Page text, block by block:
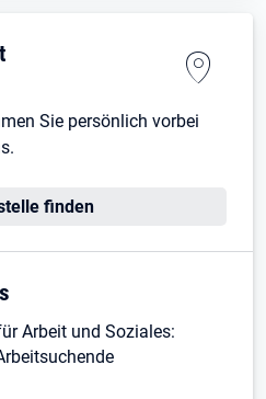
Sie persönlich vorbei
finden
Arbeit und Soziales: